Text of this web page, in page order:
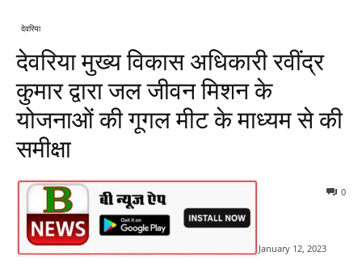
देवरिया
देवरिया मुख्य विकास अधिकारी रवींद्र
कुमार द्वारा जल जीवन मिशन के
योजनाओं की गूगल मीट के माध्यम से की
समीक्षा
January 12, 2023
0